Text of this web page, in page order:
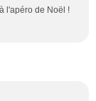
l'apéro de Noël !